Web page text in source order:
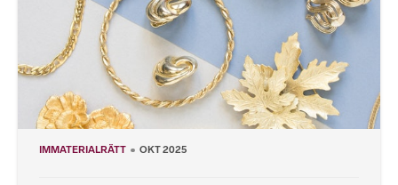
IMMATERIALRÄTT OKT 2025